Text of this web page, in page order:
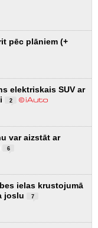
pēc plāniem (+
elektriskais SUV ar
2
var aizstāt ar
6
ielas krustojumā
joslu
7